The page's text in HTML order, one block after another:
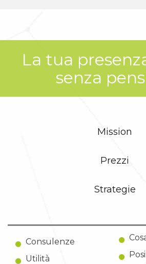
La tua
senza
Mission
Prezzi
Strategie
Consulenze
Utilità